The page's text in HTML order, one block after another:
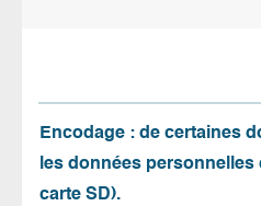
Encodage : de certaines
les données personnelles
carte SD).